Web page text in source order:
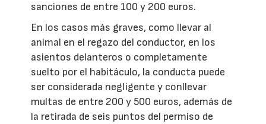
sanciones de entre 100 y 200 euros.
En los casos más graves, como llevar al
animal en el regazo del conductor, en los
asientos delanteros o completamente
suelto por el habitáculo, la conducta puede
ser considerada negligente y conllevar
multas de entre 200 y 500 euros, además de
la retirada de seis puntos del permiso de